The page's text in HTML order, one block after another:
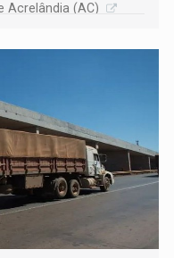
Acrelândia (AC)